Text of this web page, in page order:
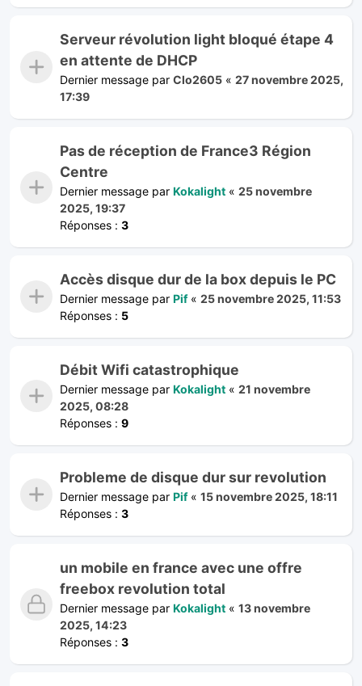
Serveur révolution light bloqué étape 4
en attente de DHCP
Dernier message par Clo2605 « 27 novembre 2025,
17:39
Pas de réception de France3 Région
Centre
Dernier message par Kokalight « 25 novembre
2025, 19:37
Réponses : 3
Accès disque dur de la box depuis le PC
Dernier message par Pif« 25 novembre 2025, 11:53
Réponses : 5
Débit Wifi catastrophique
Dernier message par Kokalight « 21 novembre
2025, 08:28
Réponses : 9
Probleme de disque dur sur revolution
Dernier message par Pif« 15 novembre 2025, 18:11
Réponses : 3
un mobile en france avec une offre
freebox revolution total
Dernier message par Kokalight « 13 novembre
2025, 14:23
Réponses : 3